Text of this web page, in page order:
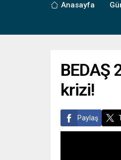
Anasayfa
BEDAŞ
krizi!
Paylaş